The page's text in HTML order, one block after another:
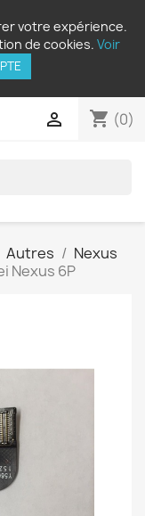
votre expérience.
de cookies. Voir
shopping_cart (0)

Autres
Nexus
Nexus 6P